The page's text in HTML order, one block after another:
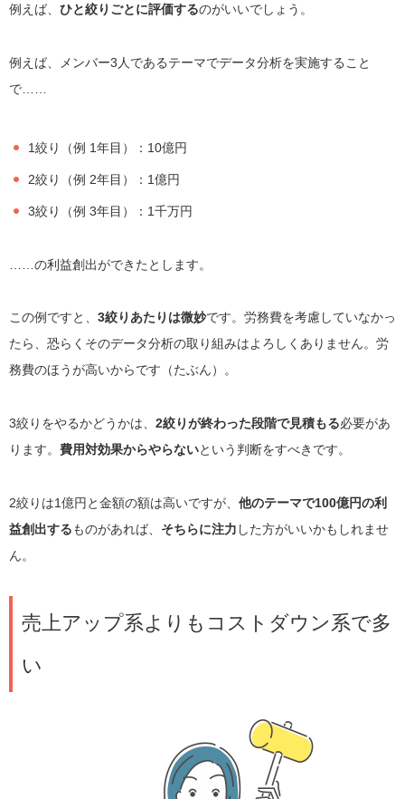
例えば、 ひと絞りごとに評価するのがいいでしょう。
例えば、メンバー3人であるテーマでデータ分析を実施すること
で……
1絞り（例 1年目）：10億円
2絞り（例 2年目）：1億円
3絞り（例 3年目）：1千万円
……の利益創出ができたとします。
この例ですと、 3絞りあたりは微妙です。労務費を考慮していなかっ
たら、恐らくそのデータ分析の取り組みはよろしくありません。労
務費のほうが高いからです（たぶん）。
3絞りをやるかどうかは、 2絞りが終わった段階で見積もる必要があ
ります。 費用対効果からやらないという判断をすべきです。
2絞りは1億円と金額の額は高いですが、 他のテーマで100億円の利
益創出するものがあれば、 そちらに注力 した方がいいかもしれませ
ん。
売上アップ系よりもコストダウン系で多
い